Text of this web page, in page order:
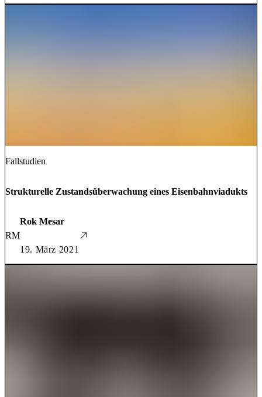
Fallstudien
Strukturelle Zustandsüberwachung eines Eisenbahnviadukts
RM
Rok Mesar
19. März 2021